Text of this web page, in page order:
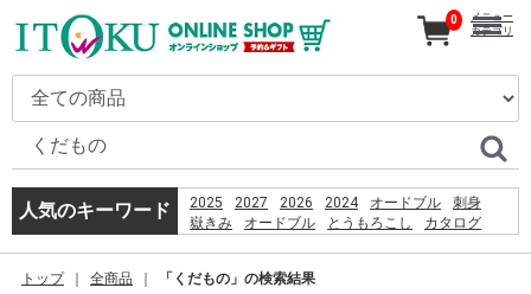
人気のキーワード 2025 2027 2026 2024 オードブル
刺身
嶽きみ
オードブル とうもろこし
カタログ
PSO2 %E8%8F%85%E6%B2%BC%E8%A3%95
0
メニュー
カテゴリ
トップ 全商品 「くだもの」の検索結果